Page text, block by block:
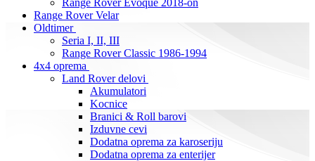
Range Rover Evoque 2018-on
Range Rover Velar
Oldtimer
Seria I, II, III
Range Rover Classic 1986-1994
4x4 oprema
Land Rover delovi
Akumulatori
Kocnice
Branici & Roll barovi
Izduvne cevi
Dodatna oprema za karoseriju
Dodatna oprema za enterijer